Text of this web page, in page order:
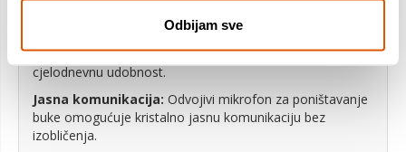
Odbijam sve
Iznimno lagane slušalice s
jastučićima od memorijske pjene i prozračne tkanine za
cjelodnevnu udobnost.
Jasna komunikacija: Odvojivi mikrofon za poništavanje
buke omogućuje kristalno jasnu komunikaciju bez
izobličenja.